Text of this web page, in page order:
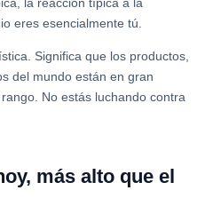
eres esencialmente tú.
Significa que los productos,
del mundo están en gran
No estás luchando contra
más alto que el